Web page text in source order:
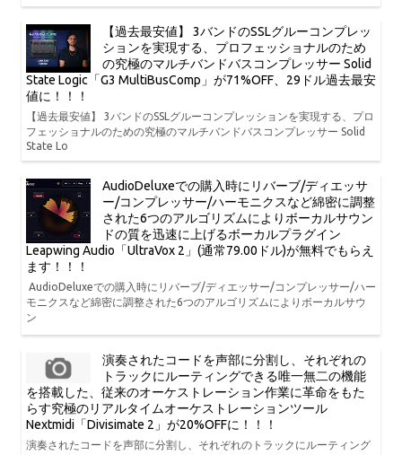
【過去最安値】 3バンドのSSLグルーコンプレッ
ションを実現する、プロフェッショナルのため
の究極のマルチバンドバスコンプレッサー Solid
State Logic「G3 MultiBusComp」が71%OFF、29ドル過去最安
値に！！！
【過去最安値】 3バンドのSSLグルーコンプレッションを実現する、プロ
フェッショナルのための究極のマルチバンドバスコンプレッサー Solid
State Lo
AudioDeluxeでの購入時にリバーブ/ディエッサ
ー/コンプレッサー/ハーモニクスなど綿密に調整
された6つのアルゴリズムによりボーカルサウン
ドの質を迅速に上げるボーカルプラグイン
Leapwing Audio「UltraVox 2」(通常79.00ドル)が無料でもらえ
ます！！！
AudioDeluxeでの購入時にリバーブ/ディエッサー/コンプレッサー/ハー
モニクスなど綿密に調整された6つのアルゴリズムによりボーカルサウ
ン
演奏されたコードを声部に分割し、それぞれの
トラックにルーティングできる唯一無二の機能
を搭載した、従来のオーケストレーション作業に革命をもた
らす究極のリアルタイムオーケストレーションツール
Nextmidi「Divisimate 2」が20%OFFに！！！
演奏されたコードを声部に分割し、それぞれのトラックにルーティング